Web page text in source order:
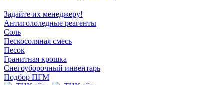
Задайте их менеджеру!
Антигололедные реагенты
Соль
Пескосоляная смесь
Песок
Гранитная крошка
Cнегоуборочный инвентарь
Подбор ПГМ